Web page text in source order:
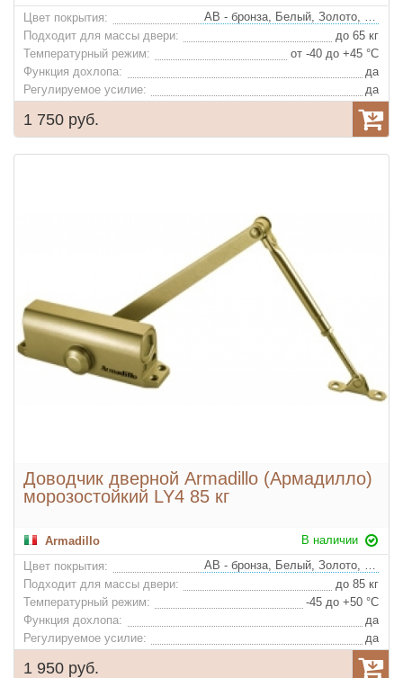
Цвет покрытия:
AB - бронза, Белый, Золото, Алюминий, Коричневый
Подходит для массы двери:
до 65 кг
Температурный режим:
от -40 до +45 °С
Функция дохлопа:
да
Регулируемое усилие:
да
1 750 руб.
Доводчик дверной Armadillo (Армадилло)
морозостойкий LY4 85 кг
Armadillo
В наличии
Цвет покрытия:
AB - бронза, Белый, Золото, Алюминий, Коричневый
Подходит для массы двери:
до 85 кг
Температурный режим:
-45 до +50 °С
Функция дохлопа:
да
Регулируемое усилие:
да
1 950 руб.